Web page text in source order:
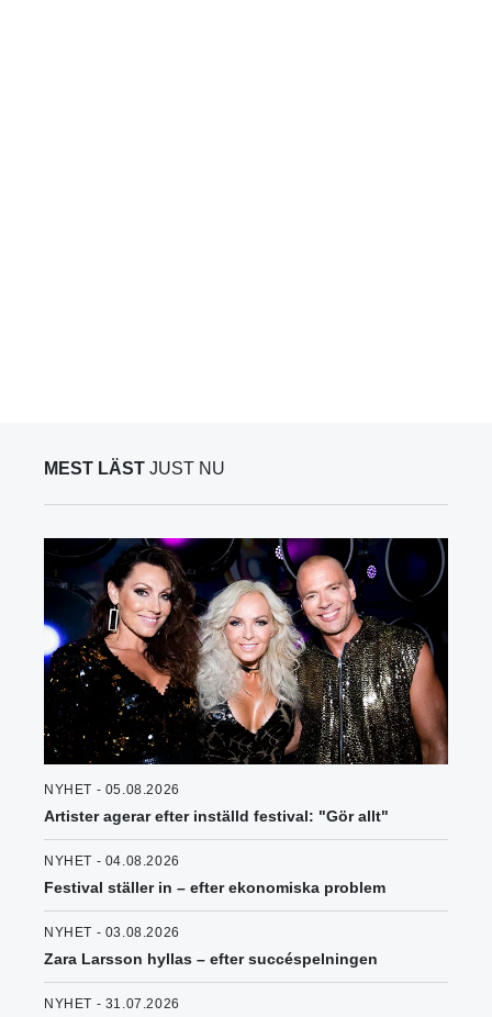
MEST LÄST JUST NU
NYHET - 05.08.2026
Artister agerar efter inställd festival: "Gör allt"
NYHET - 04.08.2026
Festival ställer in – efter ekonomiska problem
NYHET - 03.08.2026
Zara Larsson hyllas – efter succéspelningen
NYHET - 31.07.2026